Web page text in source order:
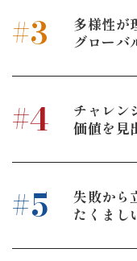
#3
多様性が
グローバ
#4
チャレン
価値を見
#5
失敗から
たくまし